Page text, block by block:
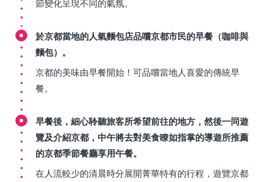
節變化呈現不同的氣氛。
於京都當地的人氣麵包店品嚐京都市民的早餐（咖啡與
麵包）。
京都的美味由早餐開始！可品嚐當地人喜愛的傳統早
餐。
早餐後，細心聆聽旅客所希望前往的地方，然後一同遊
覽及介紹京都，中午將去對美食瞭如指掌的導遊所推薦
的京都季節餐廳享用午餐。
在人流較少的清晨時分展開菁華特有的行程，遊覽京都